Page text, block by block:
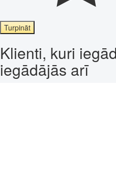
Turpināt
Klienti, kuri
iegādājās arī